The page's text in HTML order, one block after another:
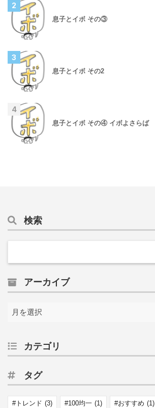
2
息子とイボ その③
3
息子とイボ その2
4
息子とイボ その④ イボよさらば
検索
アーカイブ
カテゴリ
タグ
トレンド (3) 100均一 (1) おすすめ (1)